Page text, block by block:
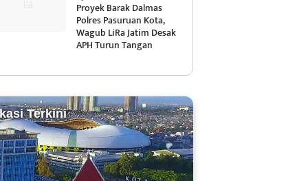
Proyek Barak Dalmas
Polres Pasuruan Kota,
Wagub LiRa Jatim Desak
APH Turun Tangan
Terkini